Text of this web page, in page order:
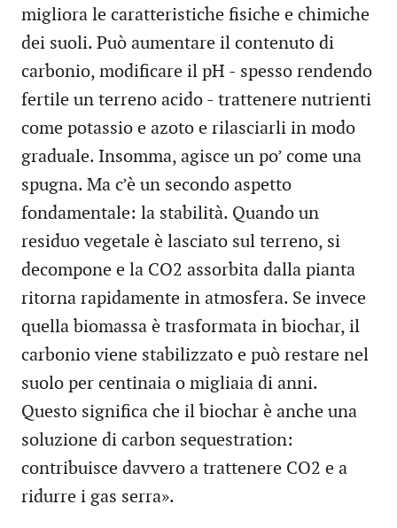
migliora le caratteristiche fisiche e chimiche
dei suoli. Può aumentare il contenuto di
carbonio, modificare il pH - spesso rendendo
fertile un terreno acido - trattenere nutrienti
come potassio e azoto e rilasciarli in modo
graduale. Insomma, agisce un po’ come una
spugna. Ma c’è un secondo aspetto
fondamentale: la stabilità. Quando un
residuo vegetale è lasciato sul terreno, si
decompone e la CO2 assorbita dalla pianta
ritorna rapidamente in atmosfera. Se invece
quella biomassa è trasformata in biochar, il
carbonio viene stabilizzato e può restare nel
suolo per centinaia o migliaia di anni.
Questo significa che il biochar è anche una
soluzione di carbon sequestration:
contribuisce davvero a trattenere CO2 e a
ridurre i gas serra».